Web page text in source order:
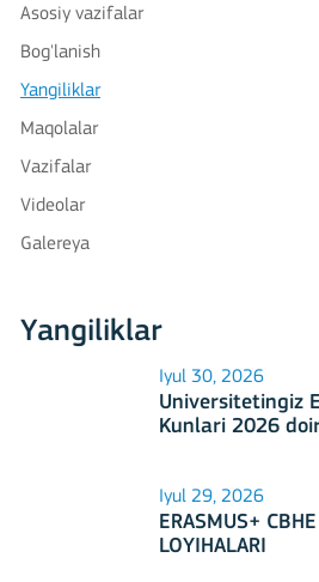
Asosiy vazifalar
Bog'lanish
Yangiliklar
Maqolalar
Vazifalar
Videolar
Galereya
Yangiliklar
Iyul 30, 2026
Universitetingiz
Kunlari 2026
Iyul 29, 2026
ERASMUS+
LOYIHALARI